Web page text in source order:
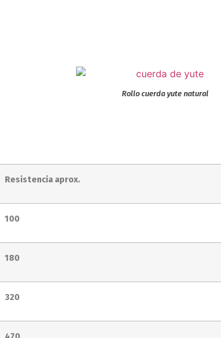
Rollo cuerda yute natural
Resistencia aprox.
100
180
320